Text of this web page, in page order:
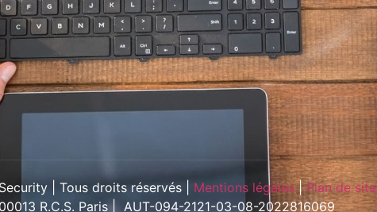
| Tous droits réservés | Mentions légales|Plan de site
R.C.S. Paris | AUT-094-2121-03-08-2022816069